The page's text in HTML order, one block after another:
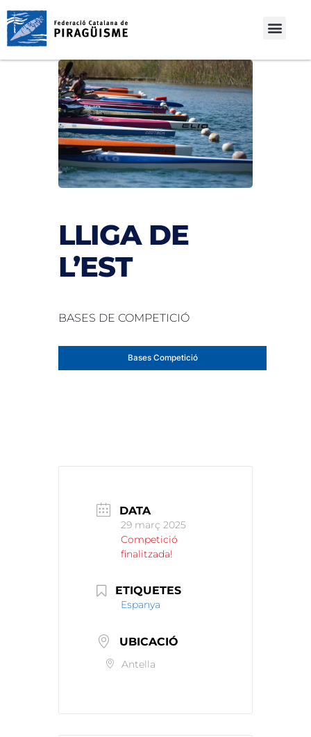
LLIGA DE
L’EST
BASES DE COMPETICIÓ
Bases Competició
DATA
29 març 2025
Competició
finalitzada!
ETIQUETES
Espanya
UBICACIÓ
Antella